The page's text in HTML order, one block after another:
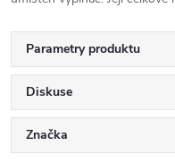
Parametry produktu
Diskuse
Značka